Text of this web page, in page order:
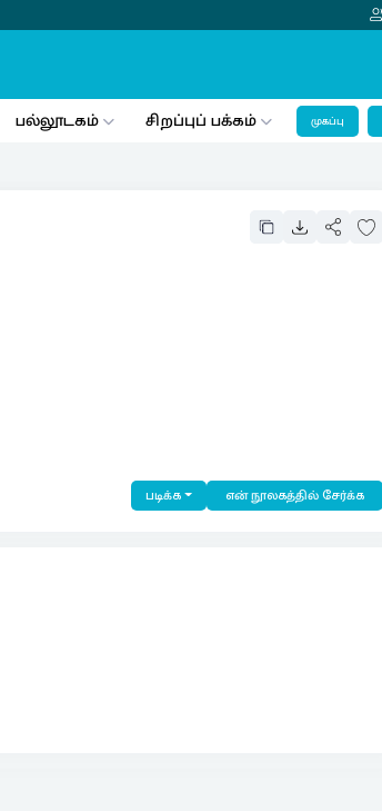
பல்லூடகம் சிறப்புப் பக்கம் முகப்பு
படிக்க என் நூலகத்தில் சேர்க்க